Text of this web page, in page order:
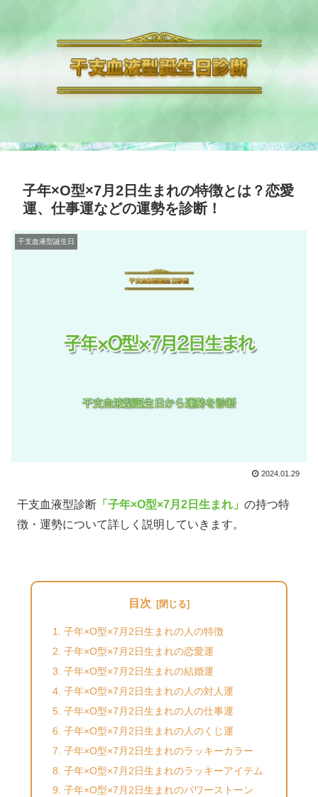
子年×O型×7月2日生まれの特徴とは？恋愛
運、仕事運などの運勢を診断！
干支血液型誕生日
2024.01.29
干支血液型診断 「子年×O型×7月2日生まれ」 の持つ特
徴・運勢について詳しく説明していきます。
目次
子年×O型×7月2日生まれの人の特徴
子年×O型×7月2日生まれの恋愛運
子年×O型×7月2日生まれの結婚運
子年×O型×7月2日生まれの人の対人運
子年×O型×7月2日生まれの人の仕事運
子年×O型×7月2日生まれの人のくじ運
子年×O型×7月2日生まれのラッキーカラー
子年×O型×7月2日生まれのラッキーアイテム
子年×O型×7月2日生まれのパワーストーン